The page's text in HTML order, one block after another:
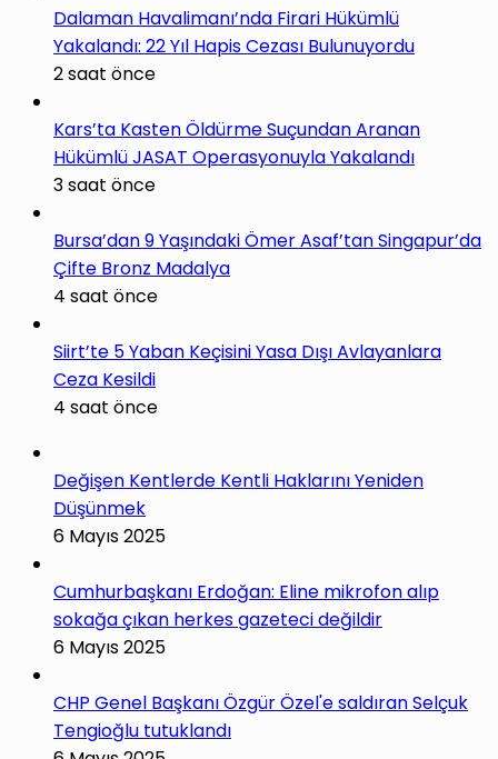
Dalaman Havalimanı’nda Firari Hükümlü
Yakalandı: 22 Yıl Hapis Cezası Bulunuyordu
2 saat önce
Kars’ta Kasten Öldürme Suçundan Aranan
Hükümlü JASAT Operasyonuyla Yakalandı
3 saat önce
Bursa’dan 9 Yaşındaki Ömer Asaf’tan Singapur’da
Çifte Bronz Madalya
4 saat önce
Siirt’te 5 Yaban Keçisini Yasa Dışı Avlayanlara
Ceza Kesildi
4 saat önce
Değişen Kentlerde Kentli Haklarını Yeniden
Düşünmek
6 Mayıs 2025
Cumhurbaşkanı Erdoğan: Eline mikrofon alıp
sokağa çıkan herkes gazeteci değildir
6 Mayıs 2025
CHP Genel Başkanı Özgür Özel'e saldıran Selçuk
Tengioğlu tutuklandı